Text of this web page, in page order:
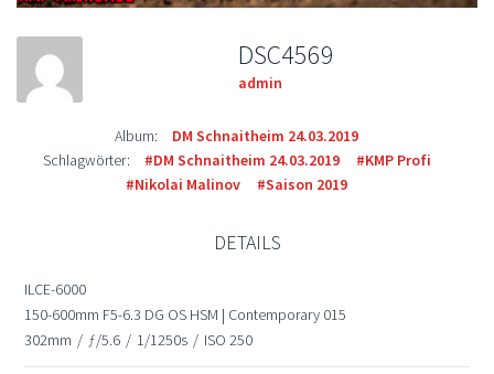
DSC4569
admin
Album:
DM Schnaitheim 24.03.2019
Schlagwörter:
#DM Schnaitheim 24.03.2019
#KMP Profi
#Nikolai Malinov
#Saison 2019
DETAILS
ILCE-6000
150-600mm F5-6.3 DG OS HSM | Contemporary 015
302mm / ƒ/5.6 / 1/1250s / ISO 250